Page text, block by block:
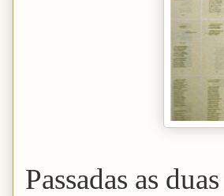
Passadas as